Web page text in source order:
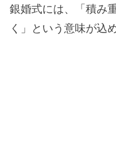
銀婚式には、「積み
く」という意味が込